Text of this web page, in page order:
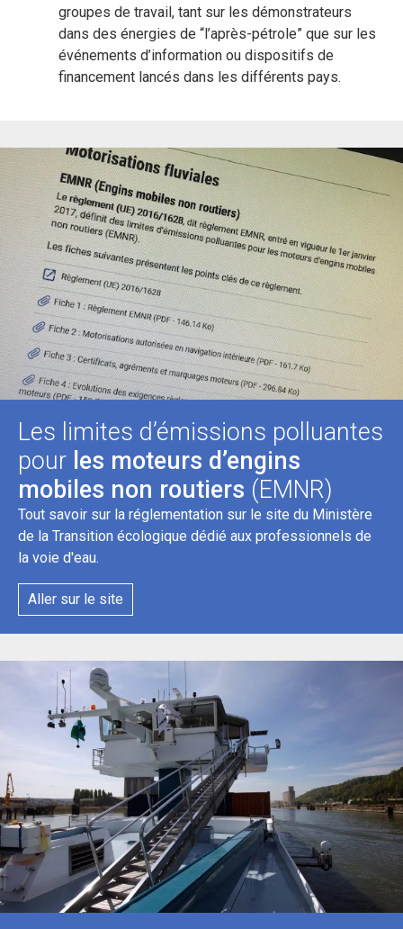
groupes de travail, tant sur les démonstrateurs
dans des énergies de “l’après-pétrole” que sur les
événements d’information ou dispositifs de
financement lancés dans les différents pays.
Les limites d’émissions polluantes
pour les moteurs d’engins
mobiles non routiers (EMNR)
Tout savoir sur la réglementation sur le site du Ministère
de la Transition écologique dédié aux professionnels de
la voie d'eau.
Aller sur le site